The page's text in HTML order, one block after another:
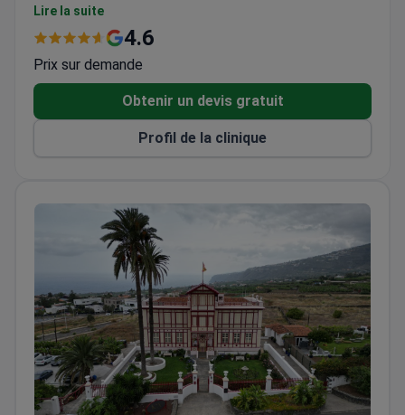
avancées, notamment l'angiographie coronaire et
l'angioplastie carotidienne avec pose de stent. Le
Lire la suite
4.6
Prix sur demande
Obtenir un devis gratuit
Profil de la clinique